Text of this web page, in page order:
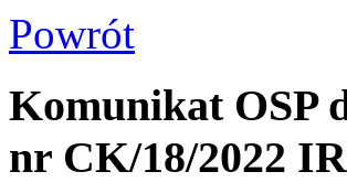
Powrót
Komunikat OSP
nr CK/18/2022